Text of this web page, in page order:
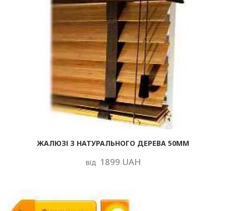
ЖАЛЮЗІ З НАТУРАЛЬНОГО ДЕРЕВА 50ММ
від 1899 UAH